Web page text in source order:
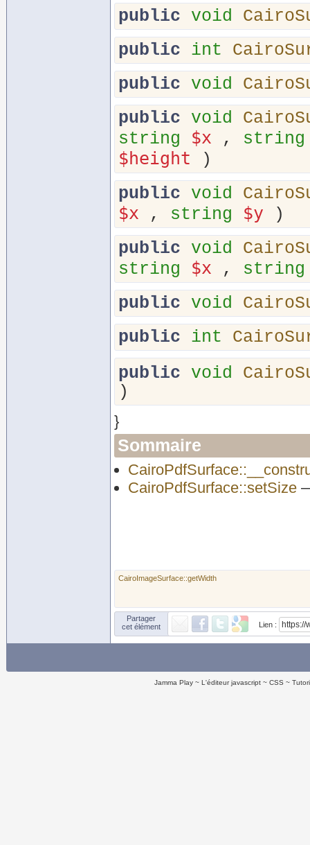
public
void
public
int
public
void
public
void
string
$x , string
$height )
public
void
$x , string $y )
public
void
string
$x , string
public
void
public
int
public
void
)
}
Sommaire
CairoPdfSurface::setSize
CairoImageSurface::getWidth
Partager
cet élément
Lien :
Jamma Play L'éditeur javascript CSS